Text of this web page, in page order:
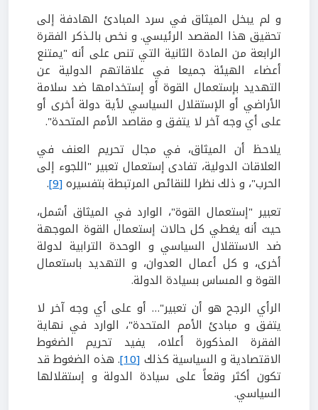
و لم يبخل الميثاق في سرد المبادئ الهادفة إلى
تحقيق هذا المقصد الرئيسي. و نخص بالـذكر الفقرة
الرابعة من المادة الثانية التي تنص على أنه "يمتنع
أعضاء الهيئة جميعا في علاقاتهم الدولية عن
التهديد بإستعمال القوة أو إستخدامها ضد سلامة
الأراضي أو الإستقلال السياسي لأية دولة أخرى أو
على أي وجه آخر لا يتفق و مقاصد الأمم المتحدة".
يلاحظ أن الميثاق، في مجال تحريم العنف في
العلاقات الدولية، تفادى إستعمال تعبير "اللجوء إلى
الحرب"، و ذلك نظرا للنقائص المرتبطة بتفسيره[9]
.
تعبير "إستعمال القوة"، الوارد في الميثاق أشمل،
حيث أنه يغطي كل حالات إستعمال القوة الموجهة
ضد الاستقلال السياسي و الوحدة الترابية لدولة
أخرى، و كل أعمال العدوان، و التهديد باستعمال
القوة و المساس بسيادة الدولة.
الرأي الرجح هو أن تعبير"… أو على أي وجه آخر لا
يتفق و مبادئ الأمم المتحدة"، الوارد في نهاية
الفقرة المذكورة أعلاه، يفيد تحريم الضغوط
الاقتصادية و السياسية كذلك [10]
. هذه الضغوط قد
تكون أكثر وقعاً على سيادة الدولة و إستقلالها
السياسي.